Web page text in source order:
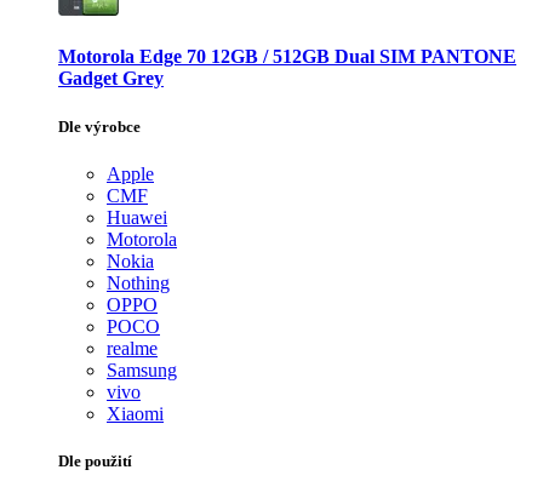
Motorola Edge 70 12GB / 512GB Dual SIM PANTONE
Gadget Grey
Dle výrobce
Apple
CMF
Huawei
Motorola
Nokia
Nothing
OPPO
POCO
realme
Samsung
vivo
Xiaomi
Dle použití